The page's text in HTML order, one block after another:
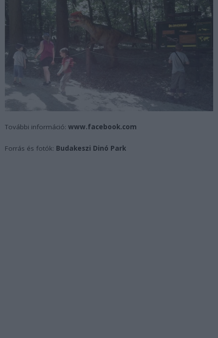
További információ: www.facebook.com
Forrás és fotók: Budakeszi Dinó Park